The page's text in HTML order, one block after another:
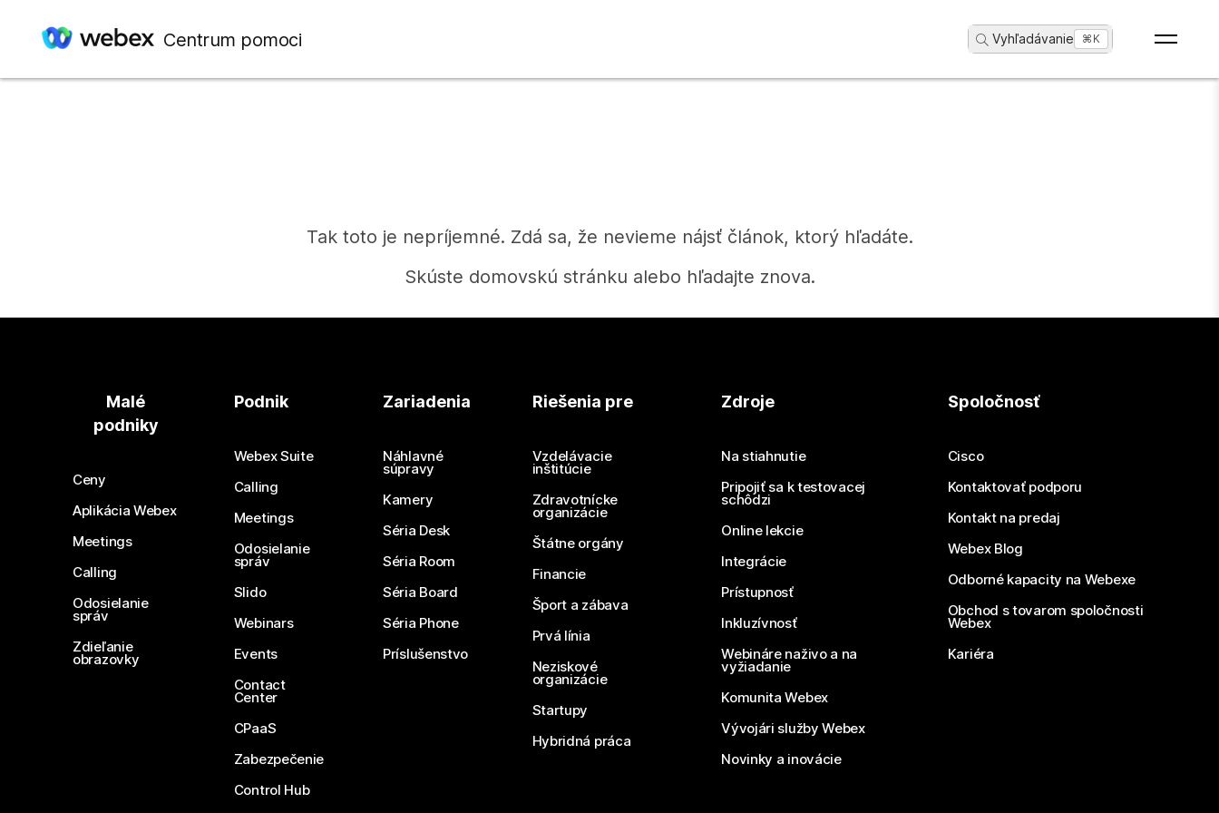
Centrum pomoci Vyhľadávanie ...⌘K
Tak toto je nepríjemné. Zdá sa, že nevieme nájsť článok, ktorý hľadáte.
Skúste domovskú stránku alebo hľadajte znova.
Potrebujete odpoveď?
Odoslať otázku
Malé
podniky
Ceny
Aplikácia Webex
Meetings
Calling
Odosielanie
správ
Zdieľanie
obrazovky
Podnik
Webex Suite
Calling
Meetings
Odosielanie
správ
Slido
Webinars
Events
Contact
Center
CPaaS
Zabezpečenie
Control Hub
Zariadenia
Náhlavné
súpravy
Kamery
Séria Desk
Séria Room
Séria Board
Séria Phone
Príslušenstvo
Riešenia pre
Vzdelávacie
inštitúcie
Zdravotnícke
organizácie
Štátne orgány
Financie
Šport a zábava
Prvá línia
Neziskové
organizácie
Startupy
Hybridná práca
Zdroje
Na stiahnutie
Pripojiť sa k testovacej
schôdzi
Online lekcie
Integrácie
Prístupnosť
Inkluzívnosť
Webináre naživo a na
vyžiadanie
Komunita Webex
Vývojári služby Webex
Novinky a inovácie
Spoločnosť
Cisco
Kontaktovať podporu
Kontakt na predaj
Webex Blog
Odborné kapacity na Webexe
Obchod s tovarom spoločnosti
Webex
Kariéra